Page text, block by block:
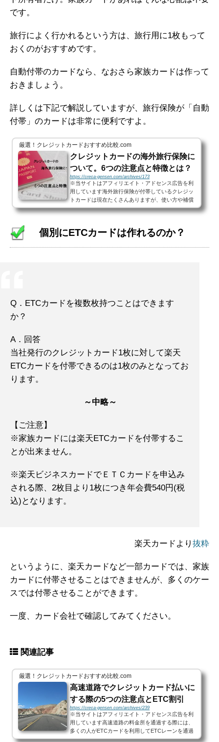
です。
旅行によく行かれるという方は、旅行用に1枚もって
おくのがおすすめです。
自動付帯のカードなら、なおさら家族カードは作って
おきましょう。
詳しくは下記で解説していますが、旅行保険が「自動
付帯」のカードは非常に便利ですよ。
厳選！クレジットカードおすすめ比較.com
クレジットカードの海外旅行保険に
ついて。6つの注意点と特徴とは？
https://creca-gensen.com/archives/173
※当サイトはアフィリエイト・アドセンス広告を利
用しています海外旅行保険が付帯しているクレジッ
トカードは現在たくさんありますが、使い方や補償
内容は一律ではなくカードによって様々です。今回
個別にETCカードは作れるのか？
Q．ETCカードを複数枚持つことはできます
か？
A．回答
当社発行のクレジットカード1枚に対して楽天
ETCカードを付帯できるのは1枚のみとなってお
ります。
～中略～
【ご注意】
※家族カードには楽天ETCカードを付帯するこ
とが出来ません。
※楽天ビジネスカードでＥＴＣカードを申込み
される際、2枚目より1枚につき年会費540円(税
込)となります。
楽天カードより 抜粋
というように、楽天カードなど一部カードでは、家族
カードに付帯させることはできませんが、多くのケー
スでは付帯させることができます。
一度、カード会社で確認してみてください。
関連記事
厳選！クレジットカードおすすめ比較.com
高速道路でクレジットカード払いに
する際の5つの注意点とETC割引
https://creca-gensen.com/archives/239
※当サイトはアフィリエイト・アドセンス広告を利
用しています高速道路の料金所を通過する際には、
多くの人がETCカードを利用してETCレーンを通過
していると思います。ノンストップで通過できるう